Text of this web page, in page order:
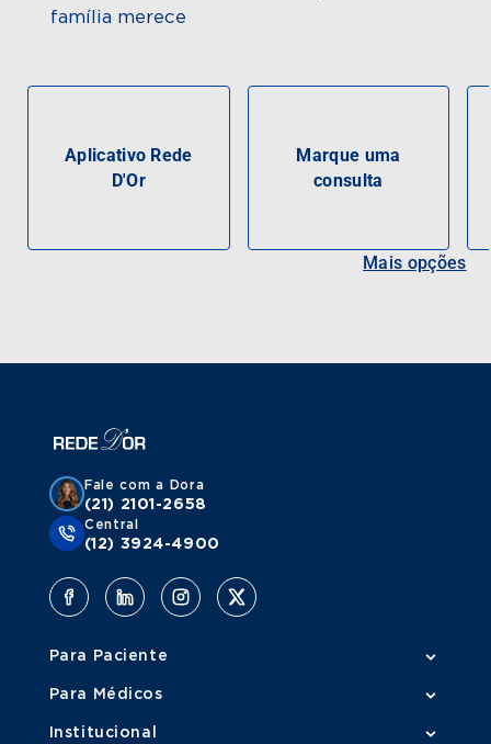
família merece
Aplicativo Rede
D'Or
Marque uma
consulta
Mais opções
Fale com a Dora
(21) 2101-2658
Central
(12) 3924-4900
Para Paciente
Para Médicos
Institucional